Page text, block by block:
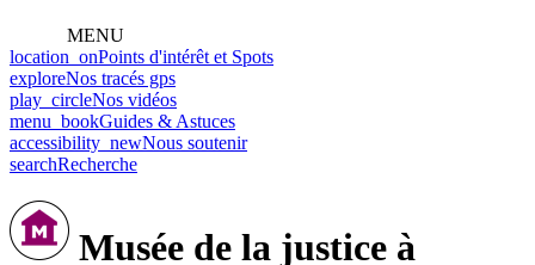
MENU
location_onPoints d'intérêt et Spots
exploreNos tracés gps
play_circleNos vidéos
menu_bookGuides & Astuces
accessibility_newNous soutenir
searchRecherche
Musée de la justice à